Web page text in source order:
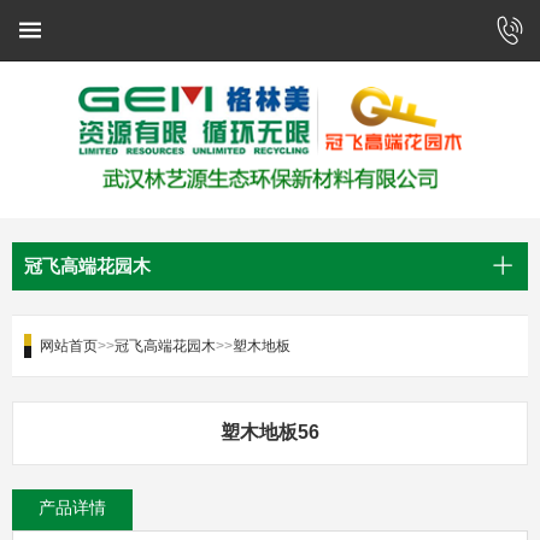
冠飞高端花园木
网站首页>>冠飞高端花园木>>塑木地板
塑木地板56
产品详情